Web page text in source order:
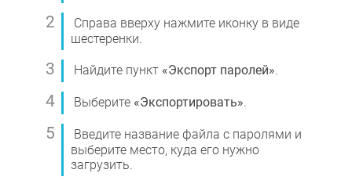
Справа вверху нажмите иконку в виде
шестеренки.
Найдите пункт «Экспорт паролей».
Выберите «Экспортировать».
Введите название файла с паролями и
выберите место, куда его нужно
загрузить.